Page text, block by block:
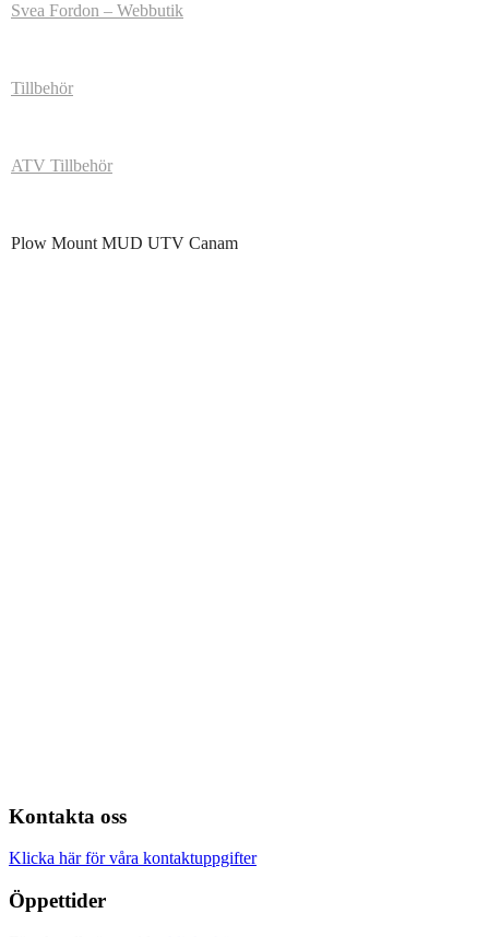
Svea Fordon – Webbutik
Tillbehör
ATV Tillbehör
Plow Mount MUD UTV Canam
Kontakta oss
Klicka här för våra kontaktuppgifter
Öppettider